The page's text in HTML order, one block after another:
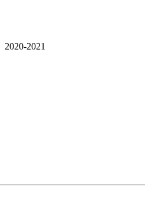
2020-2021